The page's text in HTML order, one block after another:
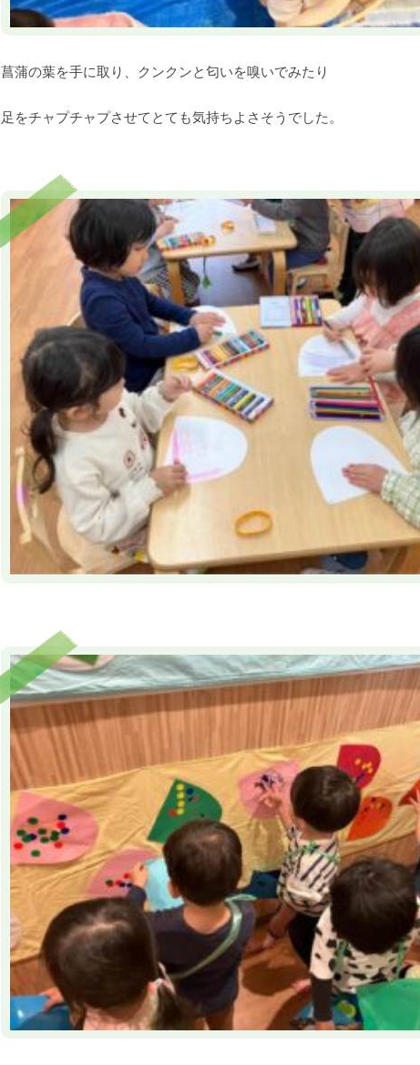
菖蒲の葉を手に取り、クンクンと匂いを嗅いでみたり
足をチャプチャプさせてとても気持ちよさそうでした。